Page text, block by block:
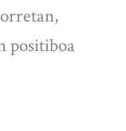
positiboa